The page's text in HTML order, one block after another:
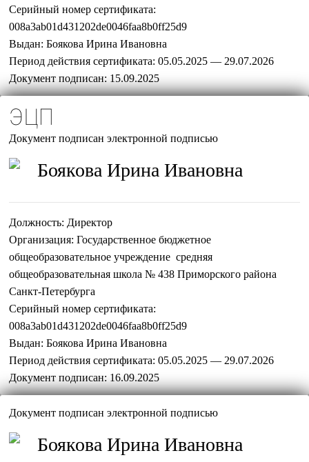
Серийный номер сертификата:
008a3ab01d431202de0046faa8b0ff25d9
Выдан: Боякова Ирина Ивановна
Период действия сертификата: 05.05.2025 — 29.07.2026
Документ подписан: 15.09.2025
ЭЦП
Документ подписан электронной подписью
Боякова Ирина Ивановна
Должность: Директор
Организация: Государственное бюджетное
общеобразовательное учреждение средняя
общеобразовательная школа № 438 Приморского района
Санкт-Петербурга
Серийный номер сертификата:
008a3ab01d431202de0046faa8b0ff25d9
Выдан: Боякова Ирина Ивановна
Период действия сертификата: 05.05.2025 — 29.07.2026
Документ подписан: 16.09.2025
Документ подписан электронной подписью
Боякова Ирина Ивановна